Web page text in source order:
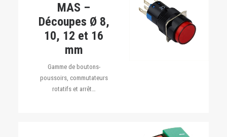
MAS –
Découpes Ø 8,
10, 12 et 16
mm
Gamme de boutons-
poussoirs, commutateurs
rotatifs et arrêt…